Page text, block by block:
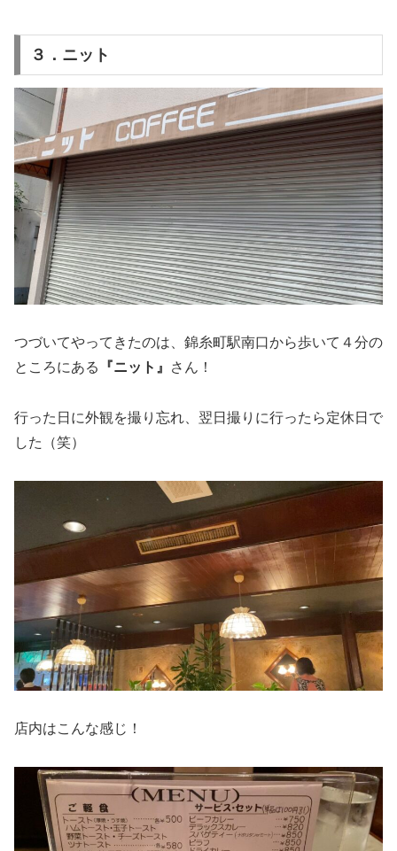
３．ニット
つづいてやってきたのは、錦糸町駅南口から歩いて４分の
ところにある
『ニット』 さん！
行った日に外観を撮り忘れ、翌日撮りに行ったら定休日で
した（笑）
店内はこんな感じ！